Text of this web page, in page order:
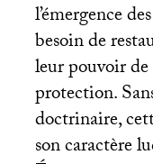
l’émergence
besoin de
leur pouvoir
protection.
doctrinaire,
son caractère